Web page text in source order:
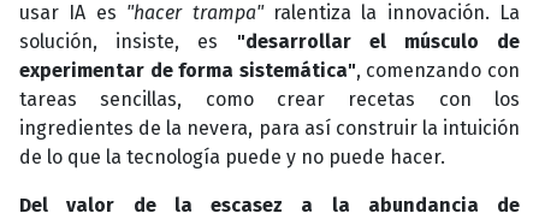
usar IA es "hacer trampa"ralentiza la innovación. La
solución, insiste, es "desarrollar el músculo de
experimentar de forma sistemática", comenzando con
tareas sencillas, como crear recetas con los
ingredientes de la nevera, para así construir la intuición
de lo que la tecnología puede y no puede hacer.
Del valor de la escasez a la abundancia de